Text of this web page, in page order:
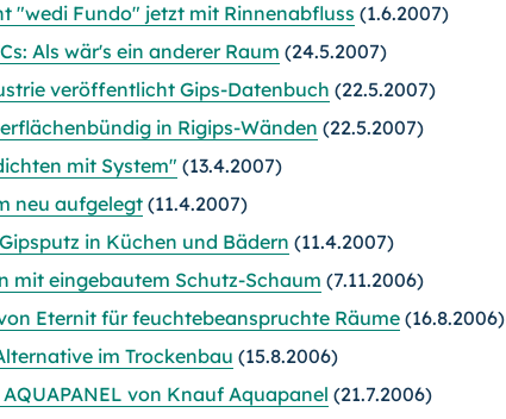
"wedi Fundo" jetzt mit Rinnenabfluss (1.6.2007)
Als wär's ein anderer Raum (24.5.2007)
veröffentlicht Gips-Datenbuch (22.5.2007)
in Rigips-Wänden (22.5.2007)
mit System" (13.4.2007)
neu aufgelegt (11.4.2007)
in Küchen und Bädern (11.4.2007)
mit eingebautem Schutz-Schaum (7.11.2006)
Eternit für feuchtebeanspruchte Räume (16.8.2006)
im Trockenbau (15.8.2006)
von Knauf Aquapanel (21.7.2006)